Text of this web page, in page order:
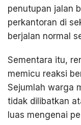
penutupan jalan
perkantoran di
berjalan normal
Sementara itu,
memicu reaksi
Sejumlah warga
tidak dilibatkan
luas mengenai